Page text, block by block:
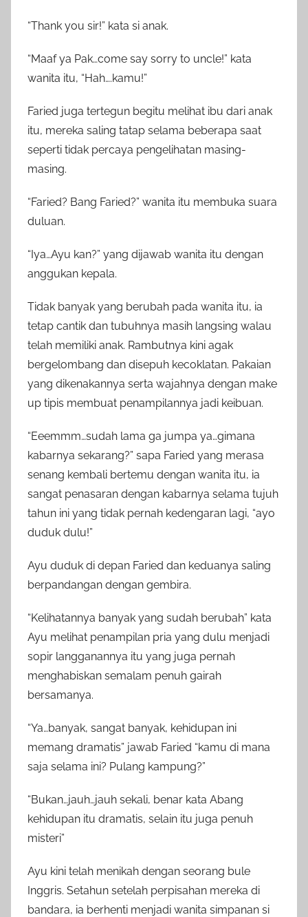
“Thank you sir!” kata si anak.
“Maaf ya Pak…come say sorry to uncle!” kata
wanita itu, “Hah….kamu!”
Faried juga tertegun begitu melihat ibu dari anak
itu, mereka saling tatap selama beberapa saat
seperti tidak percaya pengelihatan masing-
masing.
“Faried? Bang Faried?” wanita itu membuka suara
duluan.
“Iya…Ayu kan?” yang dijawab wanita itu dengan
anggukan kepala.
Tidak banyak yang berubah pada wanita itu, ia
tetap cantik dan tubuhnya masih langsing walau
telah memiliki anak. Rambutnya kini agak
bergelombang dan disepuh kecoklatan. Pakaian
yang dikenakannya serta wajahnya dengan make
up tipis membuat penampilannya jadi keibuan.
“Eeemmm…sudah lama ga jumpa ya…gimana
kabarnya sekarang?” sapa Faried yang merasa
senang kembali bertemu dengan wanita itu, ia
sangat penasaran dengan kabarnya selama tujuh
tahun ini yang tidak pernah kedengaran lagi, “ayo
duduk dulu!”
Ayu duduk di depan Faried dan keduanya saling
berpandangan dengan gembira.
“Kelihatannya banyak yang sudah berubah” kata
Ayu melihat penampilan pria yang dulu menjadi
sopir langganannya itu yang juga pernah
menghabiskan semalam penuh gairah
bersamanya.
“Ya…banyak, sangat banyak, kehidupan ini
memang dramatis” jawab Faried “kamu di mana
saja selama ini? Pulang kampung?”
“Bukan…jauh…jauh sekali, benar kata Abang
kehidupan itu dramatis, selain itu juga penuh
misteri”
Ayu kini telah menikah dengan seorang bule
Inggris. Setahun setelah perpisahan mereka di
bandara, ia berhenti menjadi wanita simpanan si